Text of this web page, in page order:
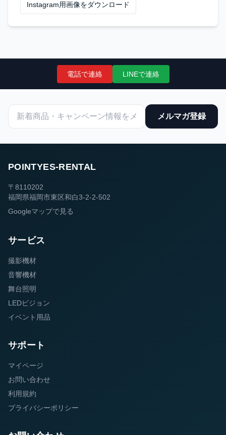
Instagram用画像をダウンロード
電話で連絡 LINEで連絡
メルマガ登録
POINTYES-RENTAL
〒8110202
福岡県福岡市東区和白3-2-2-502
Googleマップで見る
サービス
撮影機材
音響機材
舞台照明
LEDビジョン
イベント用品
サポート
マイページ
お問い合わせ
利用規約
プライバシーポリシー